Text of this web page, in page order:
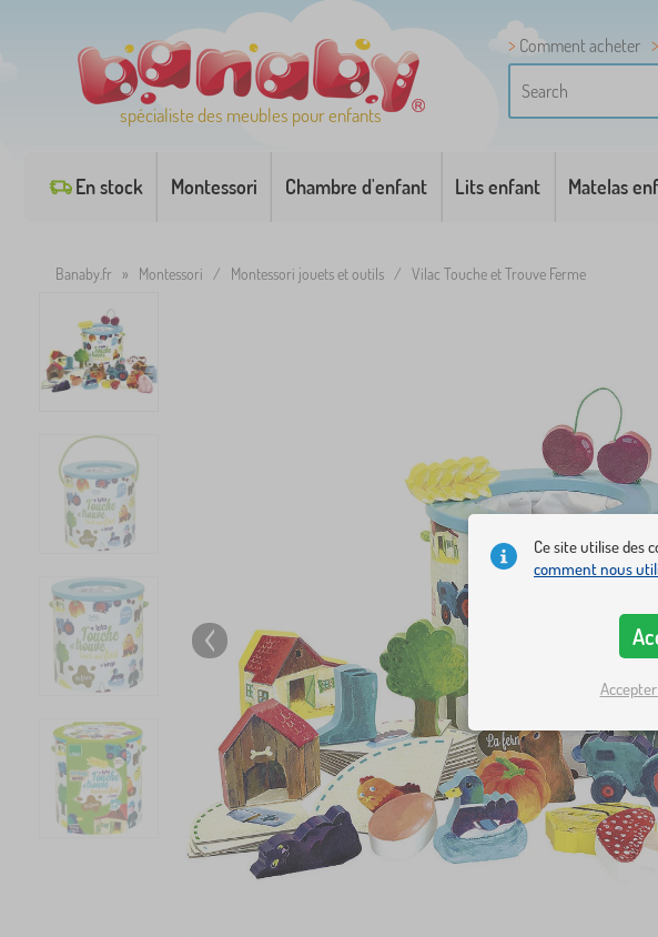
spécialiste des meubles pour enfants
Comment acheter
En stock Montessori Chambre d'enfant Lits enfant Matelas
Banaby.fr » Montessori / Montessori jouets et outils / Vilac Touche et Trouve Ferme
Ce site utilise des
comment nous